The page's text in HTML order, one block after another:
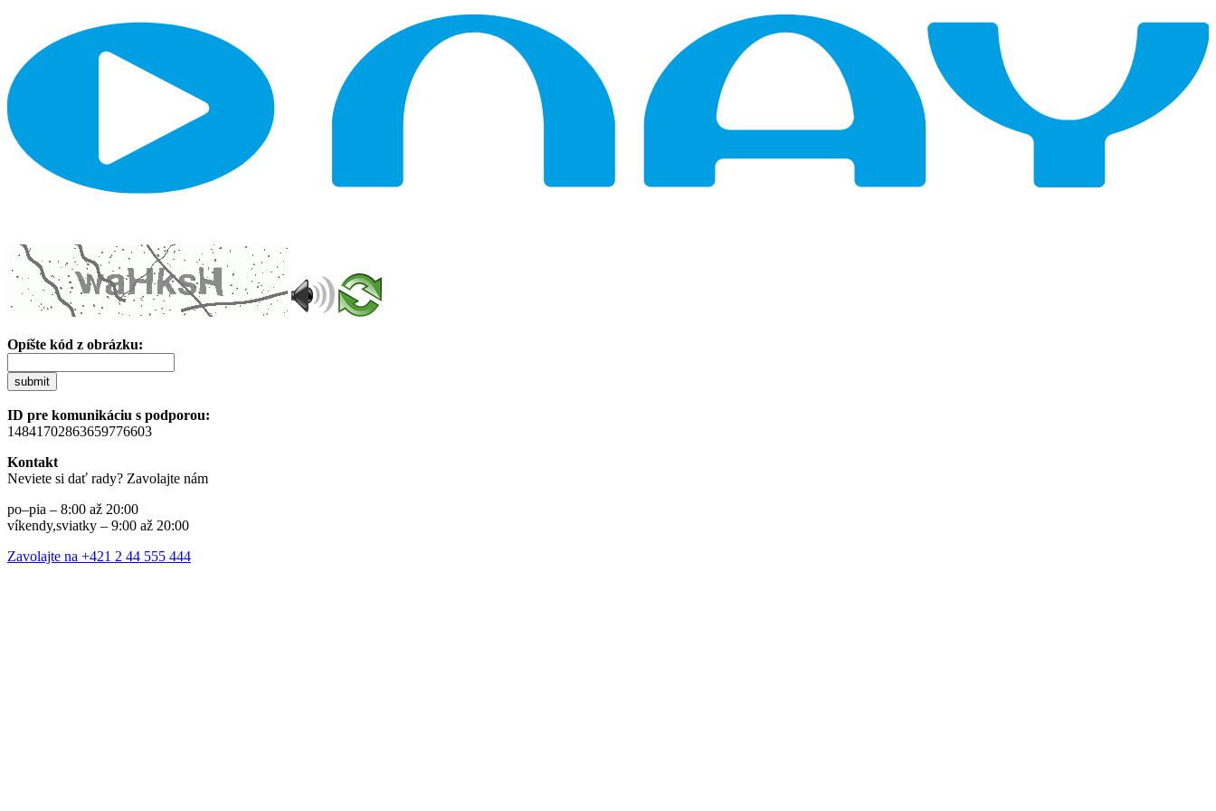
Opíšte kód z obrázku:
submit
ID pre komunikáciu s podporou:
14841702863659776603
Kontakt
Neviete si dať rady? Zavolajte nám
po–pia – 8:00 až 20:00
víkendy,sviatky – 9:00 až 20:00
Zavolajte na +421 2 44 555 444